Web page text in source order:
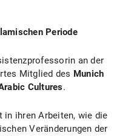
Periode
an der
Mitglied des Munich
Cultures.
in ihren Arbeiten, wie die
Veränderungen der